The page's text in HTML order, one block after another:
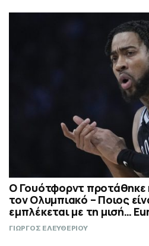
Ο Γουότφορντ προτάθηκε
τον Ολυμπιακό – Ποιος
εμπλέκεται με τη μισή…
ΓΙΩΡΓΟΣ ΕΛΕΥΘΕΡΙΟΥ